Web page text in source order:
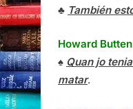
♣ También
Howard Butten
♠ Quan jo
matar.